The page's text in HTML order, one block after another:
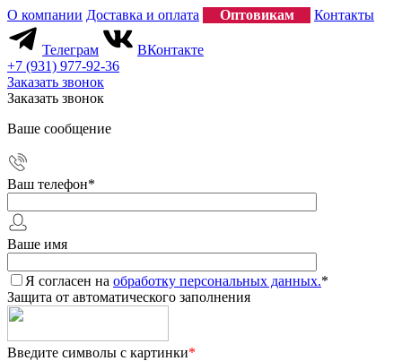
О компании Доставка и оплата Оптовикам Контакты
Телеграм
ВКонтакте
+7 (931) 977-92-36
Заказать звонок
Заказать звонок
Ваше сообщение
Ваш телефон*
Ваше имя
Я согласен на обработку персональных данных.*
Защита от автоматического заполнения
Введите символы с картинки*